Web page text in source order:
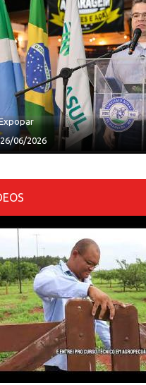
26/06/2026